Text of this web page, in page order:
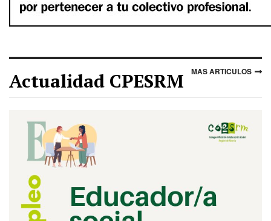
Actualidad CPESRM MAS ARTICULOS